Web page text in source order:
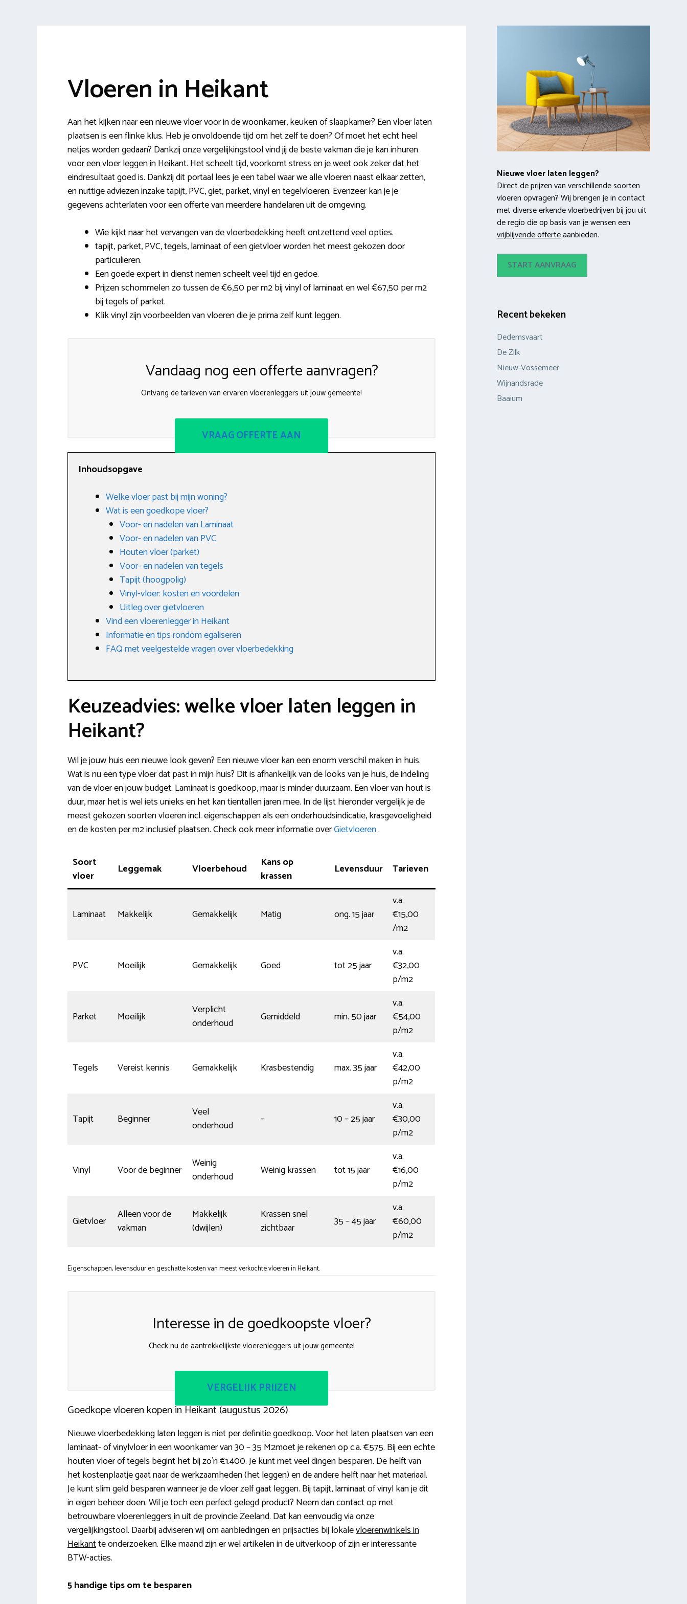
Vloeren in Heikant
Aan het kijken naar een nieuwe vloer voor in de woonkamer, keuken of slaapkamer? Een vloer laten
plaatsen is een flinke klus. Heb je onvoldoende tijd om het zelf te doen? Of moet het echt heel
netjes worden gedaan? Dankzij onze vergelijkingstool vind jij de beste vakman die je kan inhuren
voor een vloer leggen in Heikant. Het scheelt tijd, voorkomt stress en je weet ook zeker dat het
eindresultaat goed is. Dankzij dit portaal lees je een tabel waar we alle vloeren naast elkaar zetten,
en nuttige adviezen inzake tapijt, PVC, giet, parket, vinyl en tegelvloeren. Evenzeer kan je je
gegevens achterlaten voor een offerte van meerdere handelaren uit de omgeving.
Wie kijkt naar het vervangen van de vloerbedekking heeft ontzettend veel opties.
tapijt, parket, PVC, tegels, laminaat of een gietvloer worden het meest gekozen door
particulieren.
Een goede expert in dienst nemen scheelt veel tijd en gedoe.
Prijzen schommelen zo tussen de €6,50 per m2 bij vinyl of laminaat en wel €67,50 per m2
bij tegels of parket.
Klik vinyl zijn voorbeelden van vloeren die je prima zelf kunt leggen.
Vandaag nog een offerte aanvragen?
Ontvang de tarieven van ervaren vloerenleggers uit jouw gemeente!
VRAAG OFFERTE AAN
Inhoudsopgave
Welke vloer past bij mijn woning?
Wat is een goedkope vloer?
Voor- en nadelen van Laminaat
Voor- en nadelen van PVC
Houten vloer (parket)
Voor- en nadelen van tegels
Tapijt (hoogpolig)
Vinyl-vloer: kosten en voordelen
Uitleg over gietvloeren
Vind een vloerenlegger in Heikant
Informatie en tips rondom egaliseren
FAQ met veelgestelde vragen over vloerbedekking
Keuzeadvies: welke vloer laten leggen in
Heikant?
Wil je jouw huis een nieuwe look geven? Een nieuwe vloer kan een enorm verschil maken in huis.
Wat is nu een type vloer dat past in mijn huis? Dit is afhankelijk van de looks van je huis, de indeling
van de vloer en jouw budget. Laminaat is goedkoop, maar is minder duurzaam. Een vloer van hout is
duur, maar het is wel iets unieks en het kan tientallen jaren mee. In de lijst hieronder vergelijk je de
meest gekozen soorten vloeren incl. eigenschappen als een onderhoudsindicatie, krasgevoeligheid
en de kosten per m2 inclusief plaatsen. Check ook meer informatie overGietvloeren.
Soort
vloer
Leggemak Vloerbehoud
Kans op
krassen
Levensduur Tarieven
Laminaat Makkelijk Gemakkelijk Matig ong. 15 jaar
v.a.
€15,00
/m2
PVC Moeilijk Gemakkelijk Goed tot 25 jaar
v.a.
€32,00
p/m2
Parket Moeilijk
Verplicht
onderhoud
Gemiddeld min. 50 jaar
v.a.
€54,00
p/m2
Tegels Vereist kennis Gemakkelijk Krasbestendig max. 35 jaar
v.a.
€42,00
p/m2
Tapijt Beginner
Veel
onderhoud
– 10 – 25 jaar
v.a.
€30,00
p/m2
Vinyl Voor de beginner
Weinig
onderhoud
Weinig krassen tot 15 jaar
v.a.
€16,00
p/m2
Gietvloer
Alleen voor de
vakman
Makkelijk
(dwijlen)
Krassen snel
zichtbaar
35 – 45 jaar
v.a.
€60,00
p/m2
Eigenschappen, levensduur en geschatte kosten van meest verkochte vloeren in Heikant.
Interesse in de goedkoopste vloer?
Check nu de aantrekkelijkste vloerenleggers uit jouw gemeente!
VERGELIJK PRIJZEN
Goedkope vloeren kopen in Heikant (augustus 2026)
Nieuwe vloerbedekking laten leggen is niet per definitie goedkoop. Voor het laten plaatsen van een
laminaat- of vinylvloer in een woonkamer van 30 – 35 M2moet je rekenen op c.a. €575. Bij een echte
houten vloer of tegels begint het bij zo’n €1.400. Je kunt met veel dingen besparen. De helft van
het kostenplaatje gaat naar de werkzaamheden (het leggen) en de andere helft naar het materiaal.
Je kunt slim geld besparen wanneer je de vloer zelf gaat leggen. Bij tapijt, laminaat of vinyl kan je dit
in eigen beheer doen. Wil je toch een perfect gelegd product? Neem dan contact op met
betrouwbare vloerenleggers in uit de provincie Zeeland. Dat kan eenvoudig via onze
vergelijkingstool. Daarbij adviseren wij om aanbiedingen en prijsacties bij lokalevloerenwinkels in
Heikantte onderzoeken. Elke maand zijn er wel artikelen in de uitverkoop of zijn er interessante
BTW-acties.
5 handige tips om te besparen
Nieuwe vloer laten leggen?
Direct de prijzen van verschillende soorten
vloeren opvragen? Wij brengen je in contact
met diverse erkende vloerbedrijven bij jou uit
de regio die op basis van je wensen een
vrijblijvende offerteaanbieden.
START AANVRAAG
Recent bekeken
Dedemsvaart
De Zilk
Nieuw-Vossemeer
Wijnandsrade
Baaium